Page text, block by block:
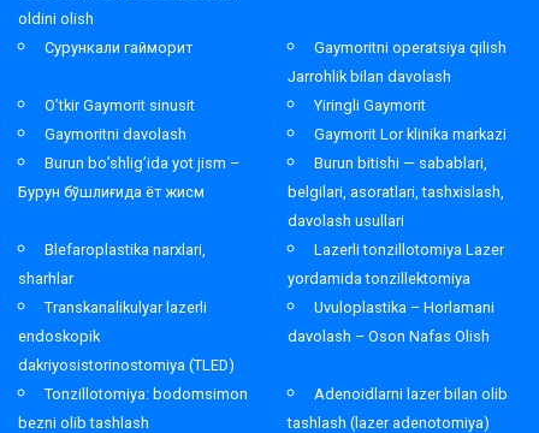
oldini olish
Сурункали гайморит
Gaymoritni operatsiya qilish
Jarrohlik bilan davolash
O’tkir Gaymorit sinusit
Yiringli Gaymorit
Gaymoritni davolash
Gaymorit Lor klinika markazi
Burun bo’shlig’ida yot jism –
Бурун бўшлиғида ёт жисм
Burun bitishi — sabablari,
belgilari, asoratlari, tashxislash,
davolash usullari
Blefaroplastika narxlari,
sharhlar
Lazerli tonzillotomiya Lazer
yordamida tonzillektomiya
Transkanalikulyar lazerli
endoskopik
dakriyosistorinostomiya (TLED)
Uvuloplastika – Horlamani
davolash – Oson Nafas Olish
Tonzillotomiya: bodomsimon
bezni olib tashlash
Adenoidlarni lazer bilan olib
tashlash (lazer adenotomiya)